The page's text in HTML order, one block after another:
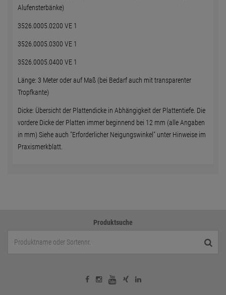
Alufensterbänke)
3526.0005.0200 VE 1
3526.0005.0300 VE 1
3526.0005.0400 VE 1
Länge: 3 Meter oder auf Maß (bei Bedarf auch mit transparenter
Tropfkante)
Dicke: Übersicht der Plattendicke in Abhängigkeit der Plattentiefe. Die
vordere Dicke der Platten immer beginnend bei 12 mm (alle Angaben
in mm) Siehe auch "Erforderlicher Neigungswinkel" unter Hinweise im
Praxismerkblatt.
Produktsuche